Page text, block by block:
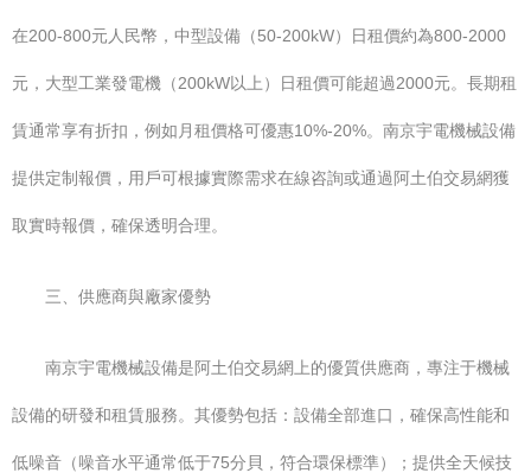
在200-800元人民幣，中型設備（50-200kW）日租價約為800-2000
元，大型工業發電機（200kW以上）日租價可能超過2000元。長期租
賃通常享有折扣，例如月租價格可優惠10%-20%。南京宇電機械設備
提供定制報價，用戶可根據實際需求在線咨詢或通過阿土伯交易網獲
取實時報價，確保透明合理。
三、供應商與廠家優勢
南京宇電機械設備是阿土伯交易網上的優質供應商，專注于機械
設備的研發和租賃服務。其優勢包括：設備全部進口，確保高性能和
低噪音（噪音水平通常低于75分貝，符合環保標準）；提供全天候技